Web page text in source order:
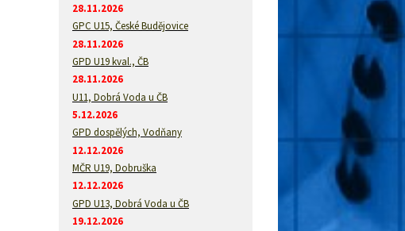
28.11.2026
GPC U15, České Budějovice
28.11.2026
GPD U19 kval., ČB
28.11.2026
U11, Dobrá Voda u ČB
5.12.2026
GPD dospělých, Vodňany
12.12.2026
MČR U19, Dobruška
12.12.2026
GPD U13, Dobrá Voda u ČB
19.12.2026